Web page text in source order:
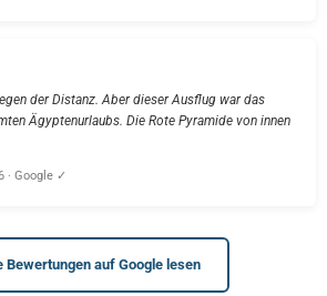
der Distanz. Aber dieser Ausflug war das
Ägyptenurlaubs. Die Rote Pyramide von innen
· Google ✓
Bewertungen auf Google lesen